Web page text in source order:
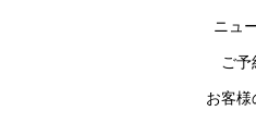
ニュ
ご予
お客様